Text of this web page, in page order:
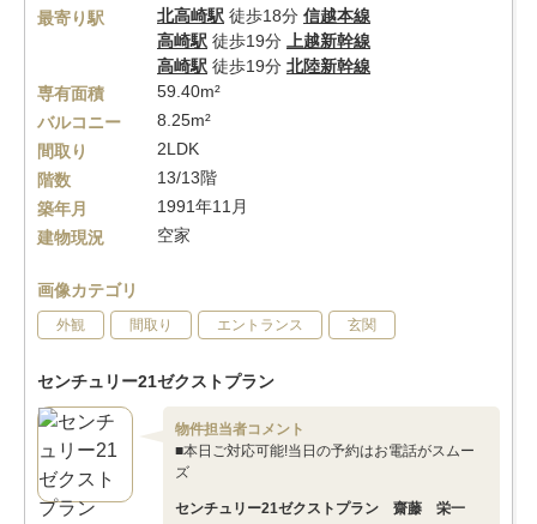
最寄り駅
北高崎駅 徒歩18分 信越本線
高崎駅 徒歩19分
上越新幹線
高崎駅 徒歩19分 北陸新幹線
専有面積
59.40m²
バルコニー
8.25m²
間取り
2LDK
階数
13/13階
築年月
1991年11月
建物現況
空家
画像カテゴリ
外観 間取り エントランス 玄関
センチュリー21ゼクストプラン
物件担当者コメント
■本日ご対応可能!当日の予約はお電話がスムー
ズ
センチュリー21ゼクストプラン 齋藤 栄一